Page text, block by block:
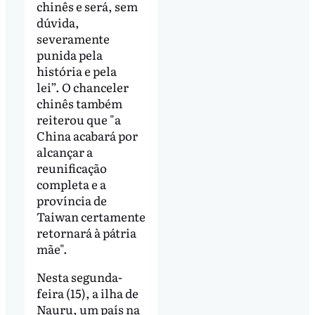
chinês e será, sem
dúvida,
severamente
punida pela
história e pela
lei”. O chanceler
chinês também
reiterou que "a
China acabará por
alcançar a
reunificação
completa e a
província de
Taiwan certamente
retornará à pátria
mãe".
Nesta segunda-
feira (15), a ilha de
Nauru, um país na